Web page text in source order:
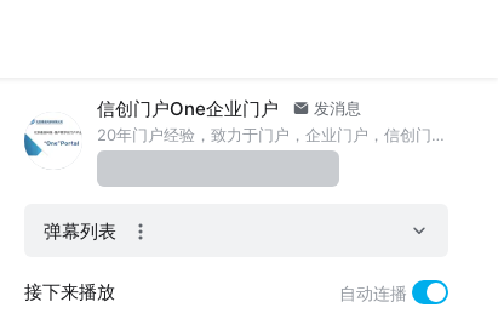
信创门户One企业门户
发消息
20年门户经验，致力于门户，企业门户，信创门户，数字化门户的产品、咨询与实施工作。
弹幕列表
接下来播放 自动连播